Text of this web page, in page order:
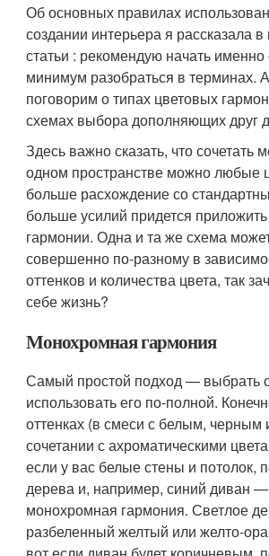
Об основных правилах
создании интерьера я рассказала в
статьи : рекомендую начать именно
минимум разобраться в терминах.
поговорим о типах цветовых
схемах выбора дополняющих друг
Здесь важно сказать, что сочетать
одном пространстве можно любые
больше расхождение со
больше усилий придется
гармонии. Одна и та же схема
совершенно по-разному в
оттенков и количества цвета, так
себе жизнь?
Монохромная гармония
Самый простой подход — выбрать
использовать его по-полной.
оттенках (в смеси с белым, черным
сочетании с ахроматическими
если у вас белые стены и потолок,
дерева и, например, синий диван
монохромная гармония. Светлое
разбеленный желтый или желто-